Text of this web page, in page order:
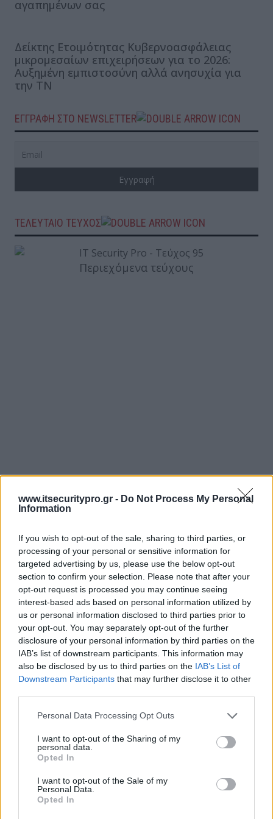
www.itsecuritypro.gr - Do Not Process My Personal
Information
If you wish to opt-out of the sale, sharing to third parties, or
processing of your personal or sensitive information for
targeted advertising by us, please use the below opt-out
section to confirm your selection. Please note that after your
opt-out request is processed you may continue seeing
interest-based ads based on personal information utilized by
us or personal information disclosed to third parties prior to
your opt-out. You may separately opt-out of the further
disclosure of your personal information by third parties on the
IAB’s list of downstream participants. This information may
also be disclosed by us to third parties on the IAB’s List of
Downstream Participants that may further disclose it to other
Personal Data Processing Opt Outs
I want to opt-out of the Sharing of my
personal data.
Opted In
I want to opt-out of the Sale of my
Personal Data.
Opted In
αγαπημένων σας
Δείκτης Ετοιμότητας Κυβερνοασφάλειας
μικρομεσαίων επιχειρήσεων για το 2026:
Αυξημένη εμπιστοσύνη αλλά ανησυχία για
την ΤΝ
ΕΓΓΡΑΦΗ ΣΤΟ NEWSLETTER
ΤΕΛΕΥΤΑΙΟ ΤΕΥΧΟΣ
Περιεχόμενα τεύχους